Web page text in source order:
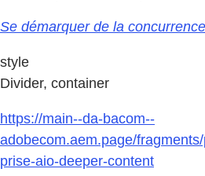
Se démarquer de la concurrence
style
Divider, container
https://main--da-bacom--
adobecom.aem.page/
prise-aio-deeper-content